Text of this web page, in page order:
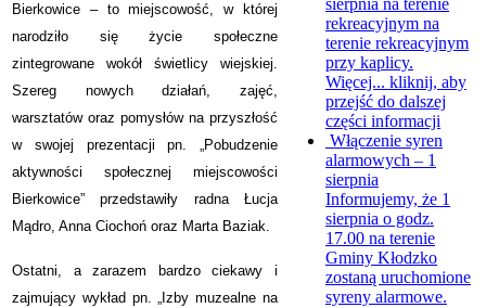
Bierkowice – to miejscowość, w której
narodziło się życie społeczne
zintegrowane wokół świetlicy wiejskiej.
Szereg nowych działań, zajęć,
warsztatów oraz pomysłów na przyszłość
w swojej prezentacji pn. „
Pobudzenie
aktywności społecznej miejscowości
Bierkowice” przedstawiły radna Łucja
Mądro, Anna Ciochoń oraz Marta Baziak.
Ostatni, a zarazem bardzo ciekawy i
zajmujący wykład pn. „
Izby muzealne na
rekreacyjnym na
terenie rekreacyjnym
przy kaplicy.
Więcej... kliknij, aby
przejść do dalszej
części informacji
Włączenie syren
alarmowych – 1
sierpnia
Informujemy, że 1
sierpnia o godz.
17.00 na terenie
Gminy Kłodzko
zostaną uruchomione
syreny alarmowe.